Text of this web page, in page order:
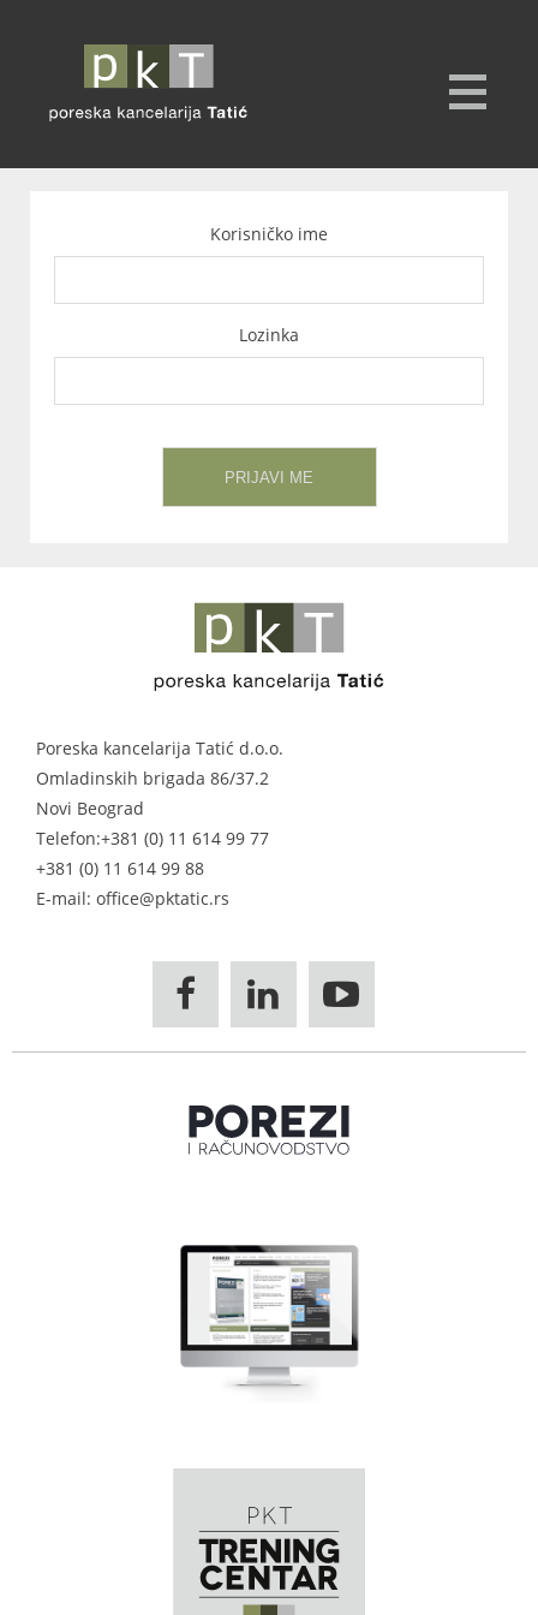
Korisničko ime
Lozinka
Poreska kancelarija Tatić d.o.o.
Omladinskih brigada 86/37.2
Novi Beograd
Telefon:+381 (0) 11 614 99 77
+381 (0) 11 614 99 88
E-mail: office@pktatic.rs
  